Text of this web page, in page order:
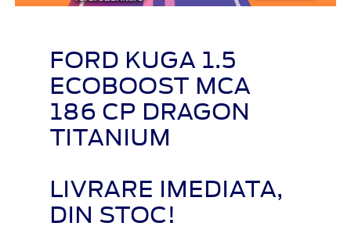
FORD KUGA 1.5
ECOBOOST MCA
186 CP DRAGON
TITANIUM
LIVRARE IMEDIATA,
DIN STOC!